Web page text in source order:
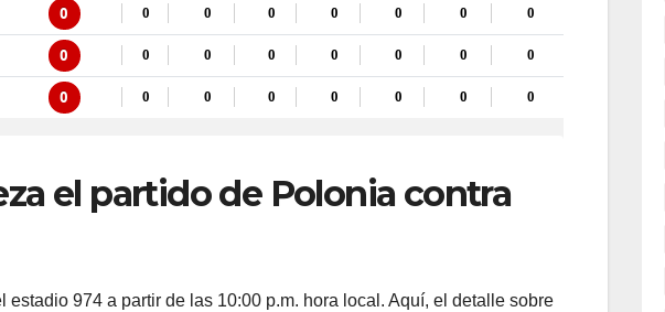
el partido de Polonia contra
974 a partir de las 10:00 p.m. hora local. Aquí, el detalle sobre